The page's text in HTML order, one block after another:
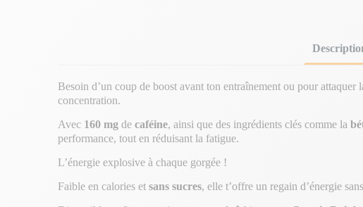
Besoin d’un coup de boost avant ton entraînement ou pour attaquer
concentration.
Avec 160 mg de caféine, ainsi que des ingrédients clés comme la
performance, tout en réduisant la fatigue.
L’énergie explosive à chaque gorgée !
Faible en calories et sans sucres, elle t’offre un regain d’énergie